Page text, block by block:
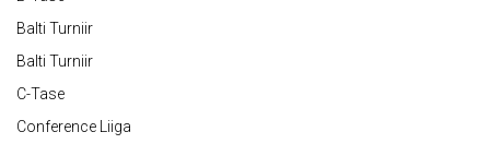
Balti Turniir
Balti Turniir
C-Tase
Conference Liiga